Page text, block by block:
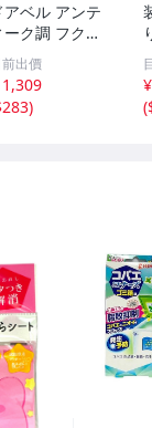
アベル アンテ
ーク調 フクロ
マグネット付
テープ付 ド
チャイム ドア
呼び鈴 防犯
前出價
)
(